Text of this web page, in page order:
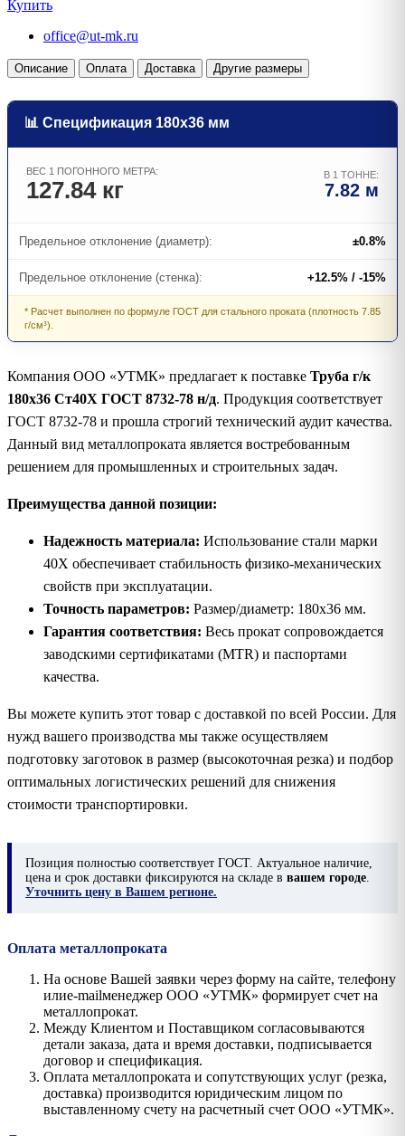
Купить
office@ut-mk.ru
Описание Оплата Доставка Другие размеры
📊 Спецификация 180х36 мм
ВЕС 1 ПОГОННОГО МЕТРА:
127.84 кг
В 1 ТОННЕ:
7.82 м
Предельное отклонение (диаметр): ±0.8%
Предельное отклонение (стенка): +12.5% / -15%
* Расчет выполнен по формуле ГОСТ для стального проката (плотность 7.85
г/см³).
Компания ООО «УТМК» предлагает к поставке Труба г/к
180х36 Ст40Х ГОСТ 8732-78 н/д. Продукция соответствует
ГОСТ 8732-78 и прошла строгий технический аудит качества.
Данный вид металлопроката является востребованным
решением для промышленных и строительных задач.
Преимущества данной позиции:
Надежность материала: Использование стали марки
40Х обеспечивает стабильность физико-механических
свойств при эксплуатации.
Точность параметров: Размер/диаметр: 180х36 мм.
Гарантия соответствия: Весь прокат сопровождается
заводскими сертификатами (MTR) и паспортами
качества.
Вы можете купить этот товар с доставкой по всей России. Для
нужд вашего производства мы также осуществляем
подготовку заготовок в размер (высокоточная резка) и подбор
оптимальных логистических решений для снижения
стоимости транспортировки.
Позиция полностью соответствует ГОСТ. Актуальное наличие,
цена и срок доставки фиксируются на складе в вашем городе
Уточнить цену в Вашем регионе.
Оплата металлопроката
На основе Вашей заявки через форму на сайте, телефону
илиe-mailменеджер ООО «УТМК» формирует счет на
металлопрокат.
Между Клиентом и Поставщиком согласовываются
детали заказа, дата и время доставки, подписывается
договор и спецификация.
Оплата металлопроката и сопутствующих услуг (резка,
доставка) производится юридическим лицом по
выставленному счету на расчетный счет ООО «УТМК».